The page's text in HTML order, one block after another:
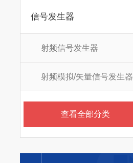
信号发生器
射频信号发生器
射频模拟/矢量信号发生器
查看全部分类